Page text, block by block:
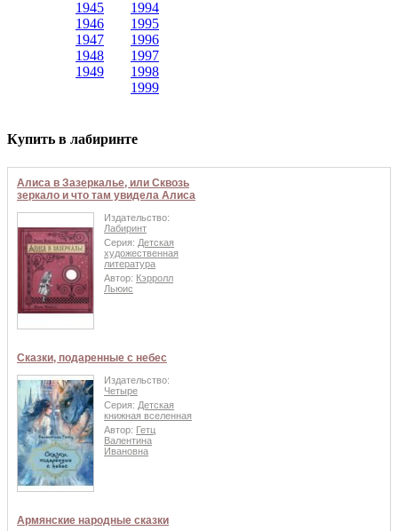
1945
1946
1947
1948
1949
1994
1995
1996
1997
1998
1999
Купить в лабиринте
Алиса в Зазеркалье, или Сквозь
зеркало и что там увидела Алиса
Издательство:
Лабиринт
Серия: Детская
художественная
литература
Автор: Кэрролл
Льюис
Сказки, подаренные с небес
Издательство:
Четыре
Серия: Детская
книжная вселенная
Автор: Гетц
Валентина
Ивановна
Армянские народные сказки